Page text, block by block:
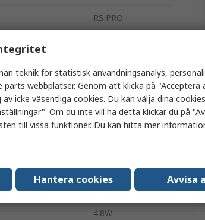
RS PRO
10m
8mm
IP20
4.8W
teknik för statistisk användningsanalys,
webbplatser. Genom att klicka på "Acceptera
icke väsentliga cookies. Du kan välja dina
Om du inte vill ha detta klickar du på
till vissa funktioner. Du kan hitta mer
Hantera cookies Avvisa